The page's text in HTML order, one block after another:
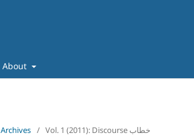
About
Archives / Vol. 1 (2011): Discourse خطاب